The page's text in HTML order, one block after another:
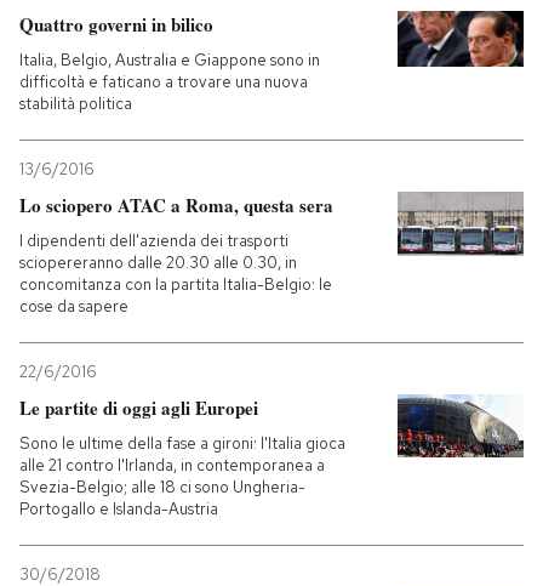
Quattro governi in bilico
Italia, Belgio, Australia e Giappone sono in
difficoltà e faticano a trovare una nuova
stabilità politica
13/6/2016
Lo sciopero ATAC a Roma, questa sera
I dipendenti dell'azienda dei trasporti
sciopereranno dalle 20.30 alle 0.30, in
concomitanza con la partita Italia-Belgio: le
cose da sapere
22/6/2016
Le partite di oggi agli Europei
Sono le ultime della fase a gironi: l'Italia gioca
alle 21 contro l'Irlanda, in contemporanea a
Svezia-Belgio; alle 18 ci sono Ungheria-
Portogallo e Islanda-Austria
30/6/2018